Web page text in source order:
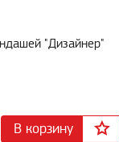
"Дизайнер"
В корзину